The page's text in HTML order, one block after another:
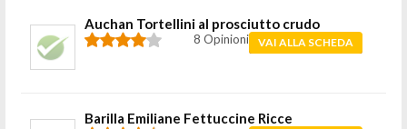
Auchan Tortellini al prosciutto crudo
8 Opinioni VAI ALLA SCHEDA
Barilla Emiliane Fettuccine Ricce